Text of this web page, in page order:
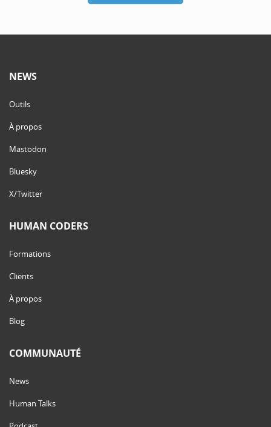
NEWS
Outils
À propos
Mastodon
Bluesky
X/Twitter
HUMAN CODERS
Formations
Clients
À propos
Blog
COMMUNAUTÉ
News
Human Talks